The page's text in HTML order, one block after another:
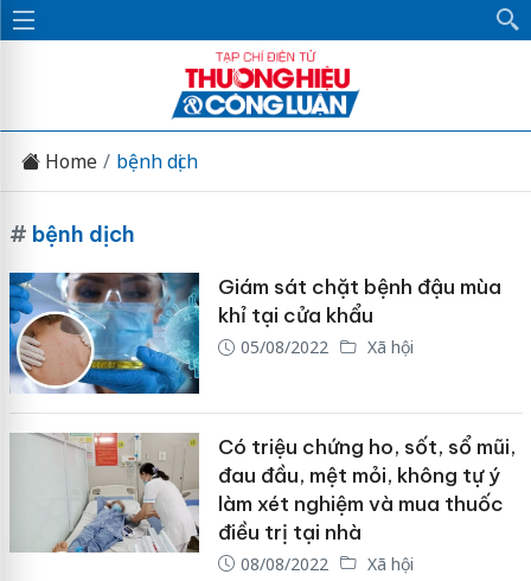
Home bệnh dịch
# bệnh dịch
Giám sát chặt bệnh đậu mùa
khỉ tại cửa khẩu
05/08/2022 Xã hội
Có triệu chứng ho, sốt, sổ mũi,
đau đầu, mệt mỏi, không tự ý
làm xét nghiệm và mua thuốc
điều trị tại nhà
08/08/2022 Xã hội